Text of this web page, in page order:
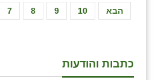
7 8 9 10 הבא
כתבות והודעות